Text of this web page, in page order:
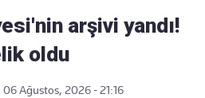
arşivi yandı!
oldu
06 Ağustos, 2026 - 21:16